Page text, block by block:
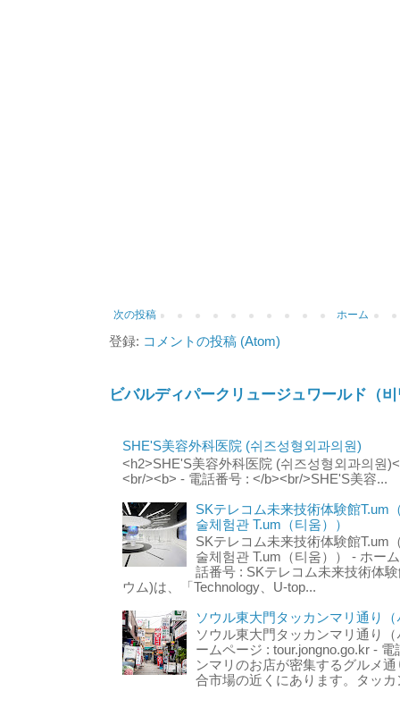
次の投稿 ホーム
登録: コメントの投稿 (Atom)
ビバルディパークリュージュワールド（
SHE'S美容外科医院 (쉬즈성형외과의원)
<h2>SHE'S美容外科医院 (쉬즈성형외과의원
<br/><b> - 電話番号 : </b><br/>SHE'S美容...
SKテレコム未来技術体験館T.um
술체험관 T.um（티움））
SKテレコム未来技術体験館T.um
술체험관 T.um（티움）） - ホー
話番号 : SKテレコム未来技術体
ウム)は、「Technology、U-top...
ソウル東大門タッカンマリ通り
ソウル東大門タッカンマリ通り
ームページ : tour.jongno.go.kr -
ンマリのお店が密集するグルメ
合市場の近くにあります。タッ